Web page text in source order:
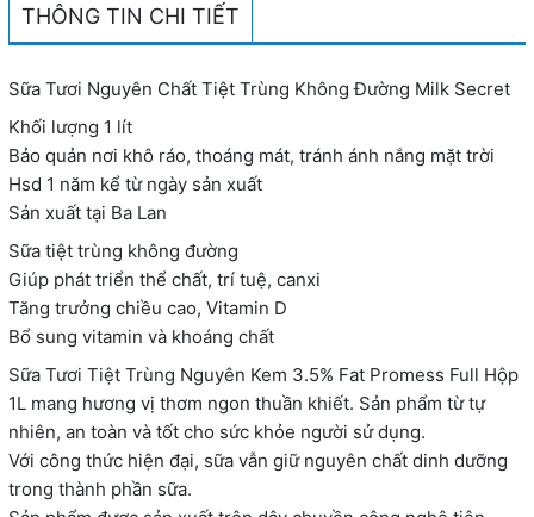
THÔNG TIN CHI TIẾT
Sữa Tươi Nguyên Chất Tiệt Trùng Không Đường Milk Secret
Khối lượng 1 lít
Bảo quản nơi khô ráo, thoáng mát, tránh ánh nắng mặt trời
Hsd 1 năm kể từ ngày sản xuất
Sản xuất tại Ba Lan
Sữa tiệt trùng không đường
Giúp phát triển thể chất, trí tuệ, canxi
Tăng trưởng chiều cao, Vitamin D
Bổ sung vitamin và khoáng chất
Sữa Tươi Tiệt Trùng Nguyên Kem 3.5% Fat Promess Full Hộp
1L mang hương vị thơm ngon thuần khiết. Sản phẩm từ tự
nhiên, an toàn và tốt cho sức khỏe người sử dụng.
Với công thức hiện đại, sữa vẫn giữ nguyên chất dinh dưỡng
trong thành phần sữa.